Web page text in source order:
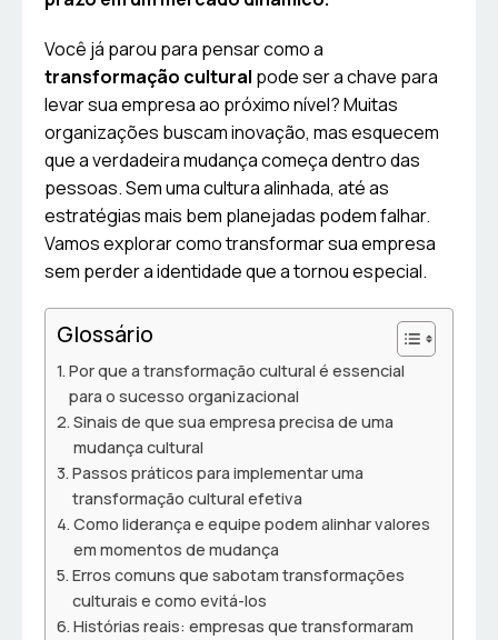
Você já parou para pensar como a
transformação cultural pode ser a chave para
levar sua empresa ao próximo nível? Muitas
organizações buscam inovação, mas esquecem
que a verdadeira mudança começa dentro das
pessoas. Sem uma cultura alinhada, até as
estratégias mais bem planejadas podem falhar.
Vamos explorar como transformar sua empresa
sem perder a identidade que a tornou especial.
Glossário
Por que a transformação cultural é essencial
para o sucesso organizacional
Sinais de que sua empresa precisa de uma
mudança cultural
Passos práticos para implementar uma
transformação cultural efetiva
Como liderança e equipe podem alinhar valores
em momentos de mudança
Erros comuns que sabotam transformações
culturais e como evitá-los
Histórias reais: empresas que transformaram